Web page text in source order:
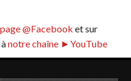
@Facebook et sur
notre chaîne ►YouTube